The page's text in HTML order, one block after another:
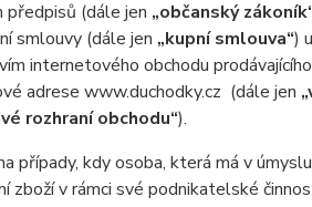
předpisů (dále jen „občanský
smlouvy (dále jen „kupní smlouva“)
internetového obchodu
adrese www.duchodky.cz (dále jen
rozhraní obchodu“).
kdy osoba, která má v
zboží v rámci své podnikatelské